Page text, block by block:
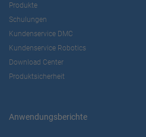
Produkte
Schulungen
Kundenservice DMC
Kundenservice Robotics
Download Center
Produktsicherheit
Anwendungsberichte